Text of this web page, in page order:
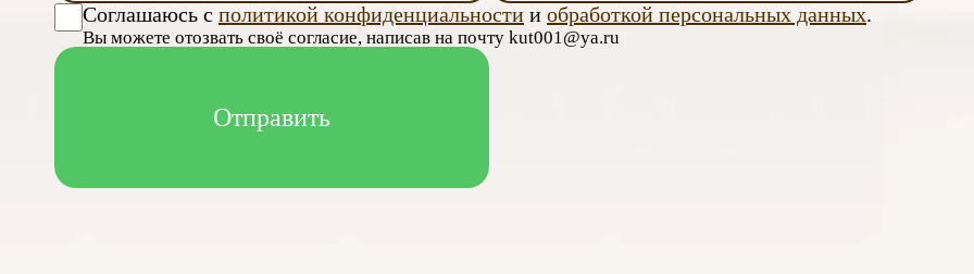
Соглашаюсь с политикой конфиденциальности и обработкой персональных данных.
Вы можете отозвать своё согласие, написав на почту kut001@ya.ru